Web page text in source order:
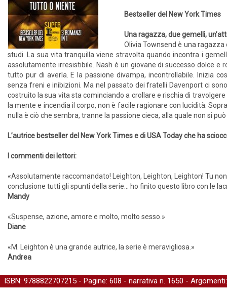
Bestseller del New York Times
Una ragazza, due gemelli,
Olivia Townsend è una
studi. La sua vita tranquilla viene stravolta quando incontra i
assolutamente irresistibile. Nash è un giovane di successo dolce
tutto pur di averla. E la passione divampa, incontrollabile. Inizia
senza freni e inibizioni. Ma nel passato dei fratelli Davenport ci
costruito la sua vita sta cominciando a crollare e rischia di
la mente e incendia il corpo, non è facile ragionare con lucidità.
nulla è ciò che sembra, tranne la passione cieca, alla quale non si
L’autrice bestseller del New York Times e di USA Today che ha
I commenti dei lettori:
«Assolutamente raccomandato! Leighton, Leighton, Leighton! Tu
conclusione tutti gli spunti della serie… ho finito questo libro con le
Mandy
«Suspense, azione, amore e molto, molto sesso.»
Diane
«M. Leighton è una grande autrice, la serie è meravigliosa.»
Andrea
ISBN: 9788822707215 - Pagine: 608 - narrativa n. 1650 -